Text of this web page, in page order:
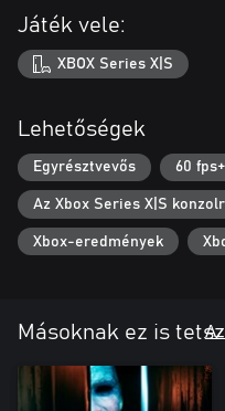
puzzles throughout the game
replayability as you get lost in
experience.
unwanted attention. You won’t
Játék vele:
XBOX Series X|S
Lehetőségek
Egyrésztvevős 60 fps+
Az Xbox Series X|S
Xbox-eredmények
Másoknak ez is